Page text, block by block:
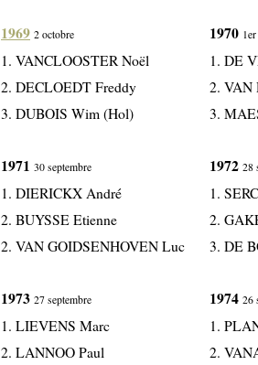
1969 2 octobre
1. VANCLOOSTER Noël
2. DECLOEDT Freddy
3. DUBOIS Wim (Hol)
1971 30 septembre
1. DIERICKX André
2. BUYSSE Etienne
2. VAN GOIDSENHOVEN Luc
1973 27 septembre
1. LIEVENS Marc
2. LANNOO Paul
1970
1. DE
2. VAN
3.
1972 28
1.
2.
3. DE
1974 26
1.
2.